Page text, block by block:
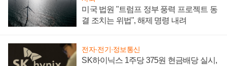
미국 법원 "트럼프 정부 풍력 프로젝트 동
결 조치는 위법", 해제 명령 내려
전자·전기·정보통신
SK하이닉스 1주당 375원 현금배당 실시,